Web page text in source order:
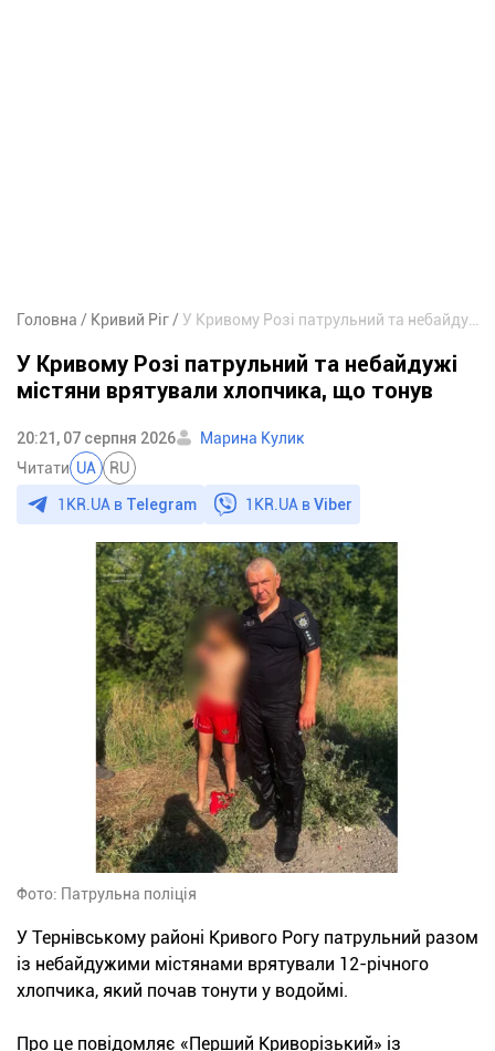
Головна Кривий Ріг
У Кривому Розі патрульний та небайдужі
містяни врятували хлопчика, що тонув
20:21, 07 серпня 2026
Марина Кулик
Читати UA RU
1KR.UA в Telegram 1KR.UA вViber
Фото: Патрульна поліція
У Тернівському районі Кривого Рогу патрульний разом
із небайдужими містянами врятували 12-річного
хлопчика, який почав тонути у водоймі.
Про це повідомляє «Перший Криворізький» із